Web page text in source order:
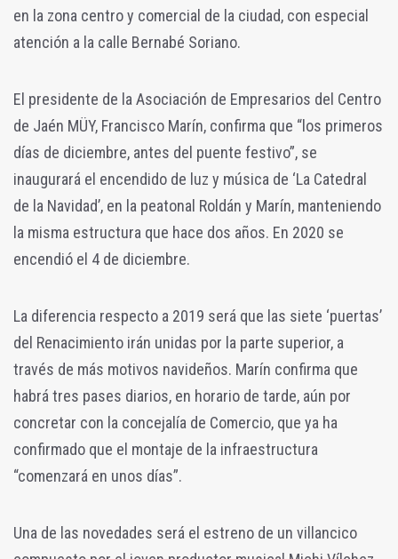
en la zona centro y comercial de la ciudad, con especial
atención a la calle Bernabé Soriano.
El presidente de la Asociación de Empresarios del Centro
de Jaén MÜY, Francisco Marín, confirma que “los primeros
días de diciembre, antes del puente festivo”, se
inaugurará el encendido de luz y música de ‘La Catedral
de la Navidad’, en la peatonal Roldán y Marín, manteniendo
la misma estructura que hace dos años. En 2020 se
encendió el 4 de diciembre.
La diferencia respecto a 2019 será que las siete ‘puertas’
del Renacimiento irán unidas por la parte superior, a
través de más motivos navideños. Marín confirma que
habrá tres pases diarios, en horario de tarde, aún por
concretar con la concejalía de Comercio, que ya ha
confirmado que el montaje de la infraestructura
“comenzará en unos días”.
Una de las novedades será el estreno de un villancico